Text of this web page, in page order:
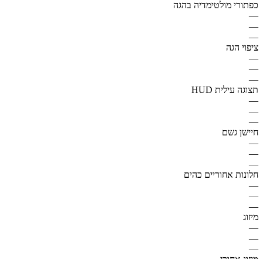
כפתורי מולטימדיה בהגה
—
—
—
ציפוי הגה
—
—
—
תצוגה עילית HUD
—
—
—
חיישן גשם
—
—
—
חלונות אחוריים כהים
—
—
—
מיזוג
—
—
—